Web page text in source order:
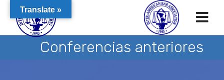
Conferencias anteriores
Translate »